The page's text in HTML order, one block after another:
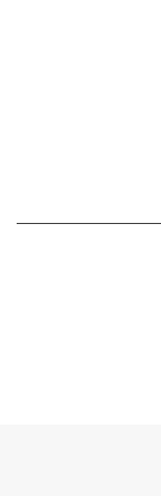
گشت‌وگذار